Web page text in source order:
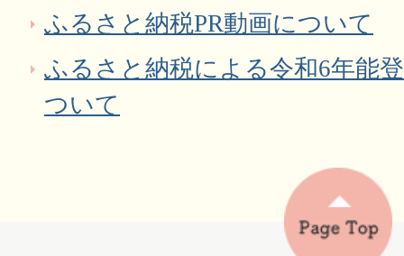
ふるさと納税PR動画について
ふるさと納税による令和6年能
ついて